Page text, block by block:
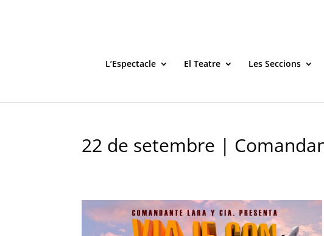
L’Espectacle El Teatre Les Seccions
22 de setembre |